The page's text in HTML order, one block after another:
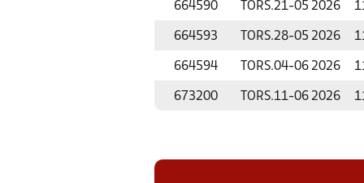
664590 TORS.21-05 2026
664593 TORS.28-05 2026
664594 TORS.04-06 2026
673200 TORS.11-06 2026